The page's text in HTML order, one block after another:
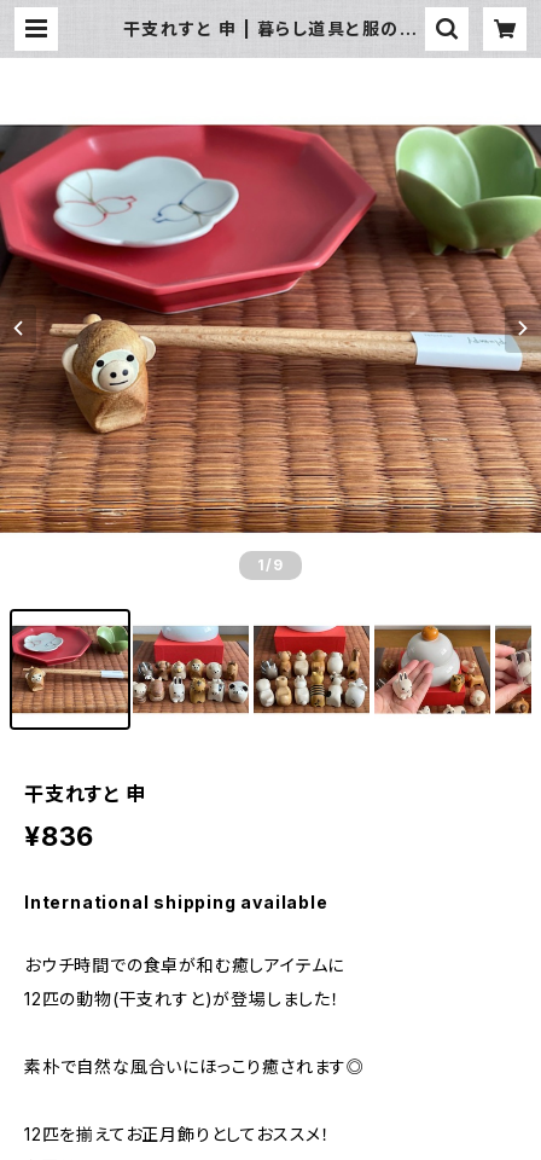
干支れすと 申 | 暮らし道具と服のお
1 /9
干支れすと 申
¥836
International shipping available
おウチ時間での食卓が和む癒しアイテムに
12匹の動物(干支れすと)が登場しました！
素朴で自然な風合いにほっこり癒されます◎
12匹を揃えてお正月飾りとしておススメ！